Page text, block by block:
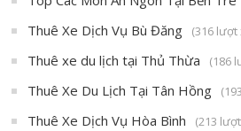
Thuê Xe Dịch Vụ Bù Đăng (316
Thuê xe du lịch tại Thủ Thừa (186
Thuê Xe Du Lịch Tại Tân Hồng
Thuê Xe Dịch Vụ Hòa Bình (213